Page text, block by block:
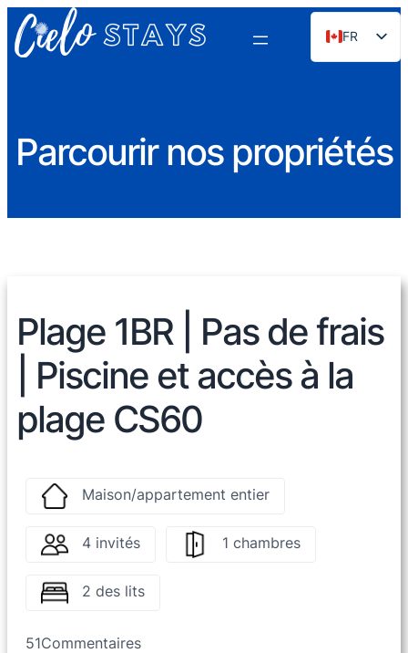
FR
EN
DE
RU
Parcourir nos propriétés
Plage 1BR | Pas de frais
| Piscine et accès à la
plage CS60
Maison/appartement entier
4 invités 1 chambres
2 des lits
51Commentaires